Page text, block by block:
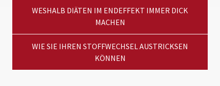
WESHALB DIÄTEN IM ENDEFFEKT IMMER DICK
MACHEN
WIE SIE IHREN STOFFWECHSEL AUSTRICKSEN
KÖNNEN